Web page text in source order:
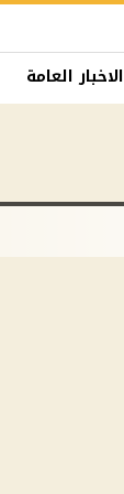
الاخبار العامة